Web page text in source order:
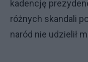
kadencję
różnych skandali
naród nie udzielił